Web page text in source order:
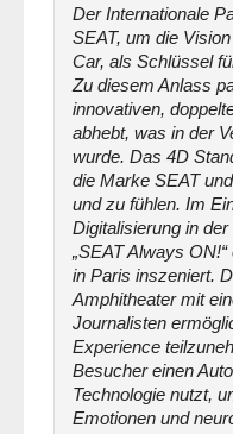
Der Internationale
SEAT, um die
Car, als Schlüssel
Zu diesem Anlass
innovativen,
abhebt, was in der
wurde. Das 4D
die Marke SEAT
und zu fühlen. Im
Digitalisierung in
„SEAT Always
in Paris inszeniert.
Amphitheater mit
Journalisten
Experience
Besucher einen
Technologie nutzt,
Emotionen und